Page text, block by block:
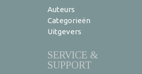
Auteurs
Categorieën
Uitgevers
SERVICE &
SUPPORT